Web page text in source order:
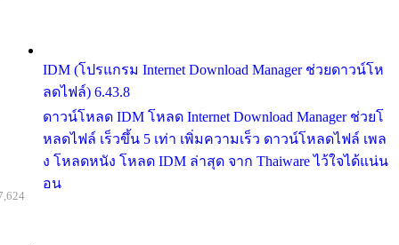
IDM (โปรแกรม Internet Download Manager ช่วยดาวน์โห
ลดไฟล์) 6.43.8
ดาวน์โหลด IDM โหลด Internet Download Manager ช่วยโ
หลดไฟล์ เร็วขึ้น 5 เท่า เพิ่มความเร็ว ดาวน์โหลดไฟล์ เพล
ง โหลดหนัง โหลด IDM ล่าสุด จาก Thaiware ไว้ใจได้แน่น
อน